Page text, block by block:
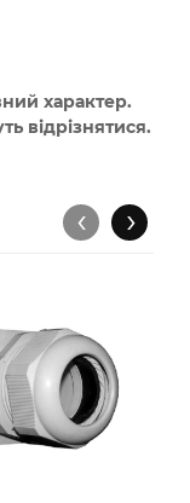
характер.
відрізнятися.
‹ ›